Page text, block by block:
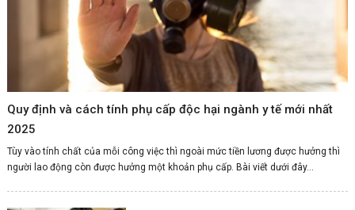
Quy định và cách tính phụ cấp độc hại ngành y tế mới nhất
2025
Tùy vào tính chất của mỗi công việc thì ngoài mức tiền lương được hưởng thì
người lao động còn được hưởng một khoản phụ cấp. Bài viết dưới đây...